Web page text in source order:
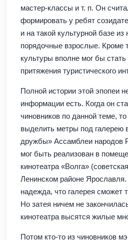
мастер-классы и т. п. Он
формировать у ребят
и на такой культурной базе из
порядочные взрослые. Кроме
культуры вполне мог бы
притяжения туристического
Полной истории этой эпопеи
информации есть. Когда он
чиновников по данной теме,
выделить метры под галерею
дружбы» Ассамблеи народов
мог быть реализован в
кинотеатра «Волга»
Ленинском районе
надежда, что галерея сможет
Но затея ничем не
кинотеатра высятся жилые
Потом кто-то из чиновников